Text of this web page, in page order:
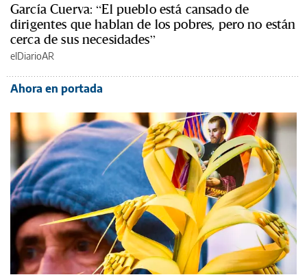
García Cuerva: “El pueblo está cansado de
dirigentes que hablan de los pobres, pero no están
cerca de sus necesidades”
elDiarioAR
Ahora en portada